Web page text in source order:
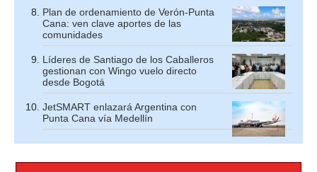
Plan de ordenamiento de Verón-Punta
Cana: ven clave aportes de las
comunidades
Líderes de Santiago de los Caballeros
gestionan con Wingo vuelo directo
desde Bogotá
JetSMART enlazará Argentina con
Punta Cana vía Medellín